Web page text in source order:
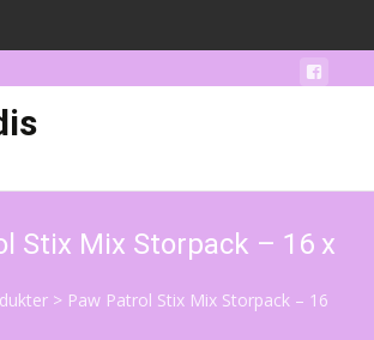
Stix Mix Storpack – 16 x
> Paw Patrol Stix Mix Storpack – 16